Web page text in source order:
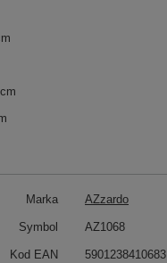
Marka AZzardo
Symbol AZ1068
Kod EAN 5901238410683